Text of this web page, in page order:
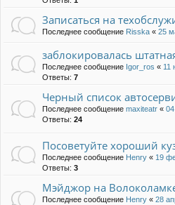
Записаться на
Последнее сообщение Risska « 25
заблокировалась
Последнее сообщение Igor_ros « 11
Ответы: 7
Черный список
Последнее сообщение maxiteatr «
Ответы: 24
Посоветуйте хороший
Последнее сообщение Henry « 19
Ответы: 3
Мэйджор на
Последнее сообщение Henry « 28